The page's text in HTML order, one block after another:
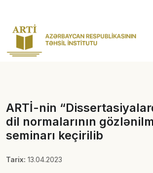
ARTİ-nin
dil normalarının
seminarı keçirilib
Tarix: 13.04.2023